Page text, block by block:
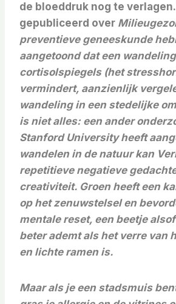
de bloeddruk nog te
gepubliceerd over
preventieve geneeskunde
aangetoond dat een
cortisolspiegels (het
vermindert, aanzienlijk
wandeling in een stedelijke
is niet alles: een ander
Stanford University heeft
wandelen in de natuur kan
repetitieve negatieve
creativiteit. Groen heeft een
op het zenuwstelsel en
mentale reset, een beetje
beter ademt als het verre van
en lichte ramen is.
Maar als je een stadsmuis